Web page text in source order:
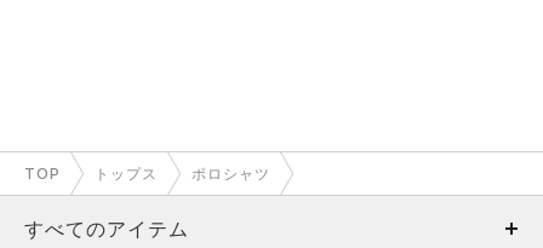
TOP トップス ポロシャツ
すべてのアイテム